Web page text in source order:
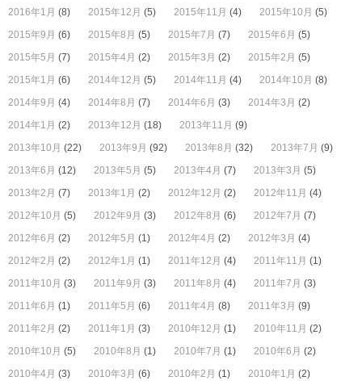
2016年1月 (8) 2015年12月 (5) 2015年11月 (4) 2015年10月 (5)
2015年9月 (6) 2015年8月 (5) 2015年7月 (7) 2015年6月 (5)
2015年5月 (7) 2015年4月 (2) 2015年3月 (2) 2015年2月 (5)
2015年1月 (6) 2014年12月 (5) 2014年11月 (4) 2014年10月 (8)
2014年9月 (4) 2014年8月 (7) 2014年6月 (3) 2014年3月 (2)
2014年1月 (2) 2013年12月 (18) 2013年11月 (9)
2013年10月 (22) 2013年9月 (92) 2013年8月 (32) 2013年7月 (9)
2013年6月 (12) 2013年5月 (5) 2013年4月 (7) 2013年3月 (5)
2013年2月 (7) 2013年1月 (2) 2012年12月 (2) 2012年11月 (4)
2012年10月 (5) 2012年9月 (3) 2012年8月 (6) 2012年7月 (7)
2012年6月 (2) 2012年5月 (1) 2012年4月 (2) 2012年3月 (4)
2012年2月 (2) 2012年1月 (1) 2011年12月 (4) 2011年11月 (1)
2011年10月 (3) 2011年9月 (3) 2011年8月 (4) 2011年7月 (3)
2011年6月 (1) 2011年5月 (6) 2011年4月 (8) 2011年3月 (9)
2011年2月 (2) 2011年1月 (3) 2010年12月 (1) 2010年11月 (2)
2010年10月 (5) 2010年8月 (1) 2010年7月 (1) 2010年6月 (2)
2010年4月 (3) 2010年3月 (6) 2010年2月 (1) 2010年1月 (2)